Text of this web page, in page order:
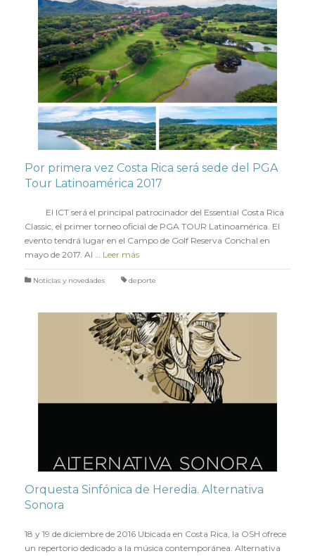
Por primera vez Costa Rica será sede del PGA
Tour Latinoamérica 2017
El ICT será el principal patrocinador del Essential Costa Rica
Classic, el primer torneo oficial de PGA TOUR Latinoamérica. El
evento tendrá lugar en el Campo de Golf Reserva Conchal en
mayo de 2017. Al … Leer más
Noticias y novedades deporte
Orquesta Sinfónica de Heredia. Alternativa
Sonora
18 y 19 de diciembre de 2016 Ubicada en Costa Rica, la OSH ofrece
un repertorio dedicado a la música contemporánea. Alternativa